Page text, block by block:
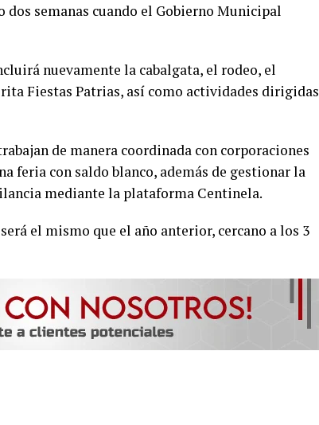
semanas cuando el Gobierno Municipal
nuevamente la cabalgata, el rodeo, el
Fiestas Patrias, así como actividades dirigidas
de manera coordinada con corporaciones
feria con saldo blanco, además de gestionar la
mediante la plataforma Centinela.
el mismo que el año anterior, cercano a los 3